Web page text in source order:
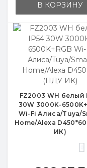
В КОРЗИНУ
FZ2003 WH белый
30W 3000K-
Wi-Fi Алиса/Tuya/
Home/Alexa
ИК)